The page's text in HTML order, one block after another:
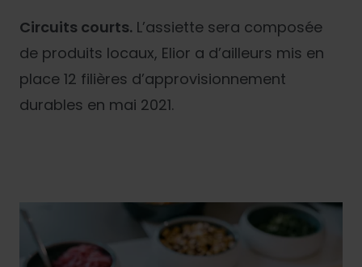
Circuits courts. L’assiette sera composée
de produits locaux, Elior a d’ailleurs mis en
place 12 filières d’approvisionnement
durables en mai 2021.